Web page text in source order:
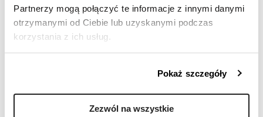
Partnerzy mogą połączyć te informacje z innymi danymi
otrzymanymi od Ciebie lub uzyskanymi podczas
korzystania z ich usług.
Pokaż szczegóły
Zezwól na wszystkie
*Temat rozmowy